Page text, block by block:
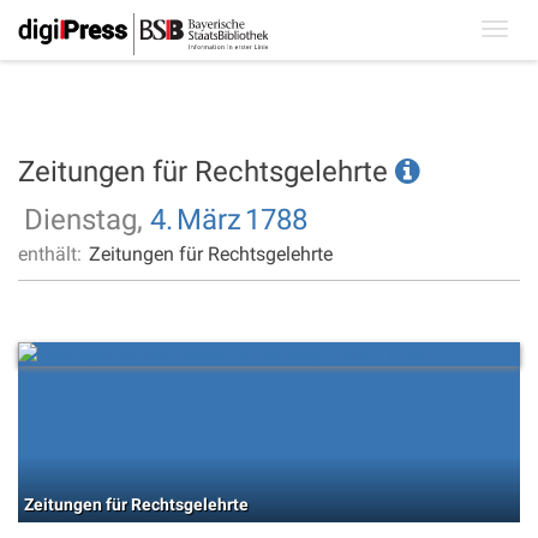
Zeitungen für Rechtsgelehrte
Dienstag, 4. März 1788
enthält: Zeitungen für Rechtsgelehrte
Zeitungen für Rechtsgelehrte